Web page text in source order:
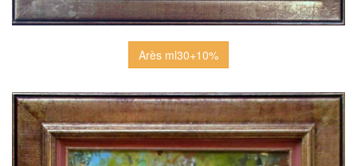
Arès ml30+10%